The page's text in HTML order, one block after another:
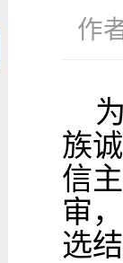
作
族
信
审
选